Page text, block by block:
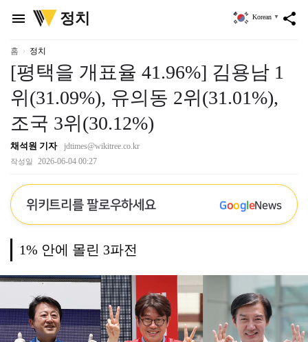
menu
위
키
정치 share
Korean ▼
홈 정치
[평택을 개표율 41.96%] 김용남 1
위(31.09%), 유의동 2위(31.01%),
조국 3위(30.12%)
채석원 기자 jdtimes@wikitree.co.kr
작성일 2026-06-04 00:27
위키트리를 팔로우하세요 GoogleNews
1% 안에 몰린 3파전